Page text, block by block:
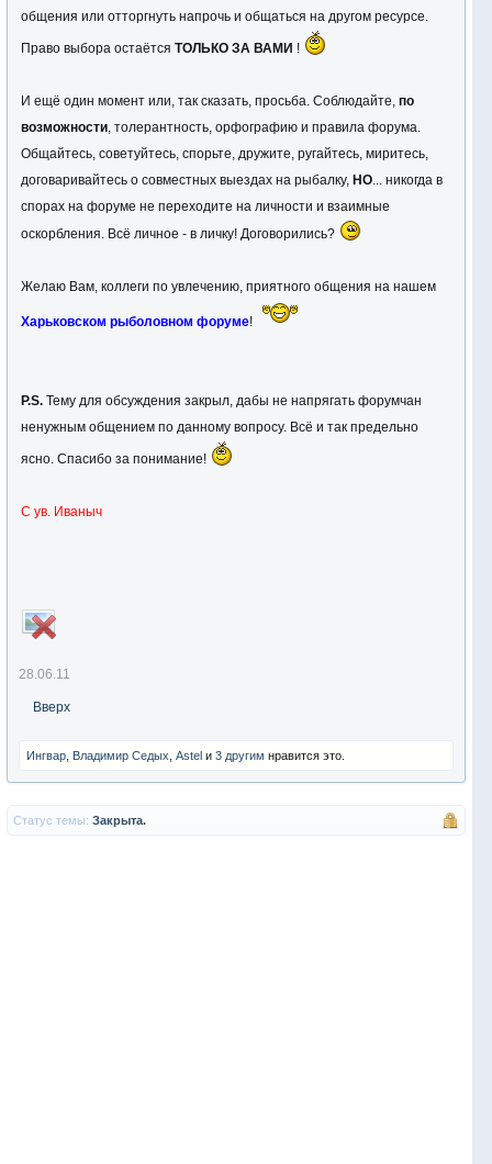
общения или отторгнуть напрочь и общаться на другом ресурсе.
Право выбора остаётся ТОЛЬКО ЗА ВАМИ !
И ещё один момент или, так сказать, просьба. Соблюдайте, по
возможности, толерантность, орфографию и правила форума.
Общайтесь, советуйтесь, спорьте, дружите, ругайтесь, миритесь,
договаривайтесь о совместных выездах на рыбалку, НО... никогда в
спорах на форуме не переходите на личности и взаимные
оскорбления. Всё личное - в личку! Договорились?
Желаю Вам, коллеги по увлечению, приятного общения на нашем
Харьковском рыболовном форуме!
P.S. Тему для обсуждения закрыл, дабы не напрягать форумчан
ненужным общением по данному вопросу. Всё и так предельно
ясно. Спасибо за понимание!
С ув. Иваныч
28.06.11
Вверх
Ингвар Владимир Седых Аstel и 3 другим нравится это.
Статус темы: Закрыта.